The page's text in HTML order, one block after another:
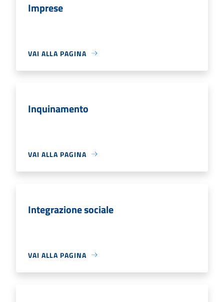
Imprese
VAI ALLA PAGINA
Inquinamento
VAI ALLA PAGINA
Integrazione sociale
VAI ALLA PAGINA